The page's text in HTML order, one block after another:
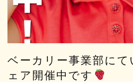
ベーカリー事業部にて
ェア開催中です